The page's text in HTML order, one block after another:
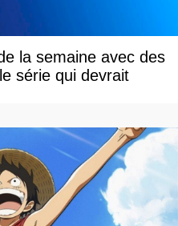
la semaine avec des
série qui devrait